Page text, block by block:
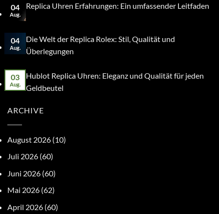
04
Aug.
Replica Uhren Erfahrungen: Ein umfassender Leitfaden
04
Aug.
Die Welt der Replica Rolex: Stil, Qualität und
Überlegungen
03
Aug.
Hublot Replica Uhren: Eleganz und Qualität für jeden
Geldbeutel
ARCHIVE
August 2026 (10)
Juli 2026 (60)
Juni 2026 (60)
Mai 2026 (62)
April 2026 (60)